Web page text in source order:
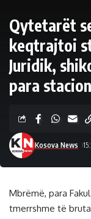
Qytetarët
keqtrajtoi
Juridik,
para
Kosova News
Mbrëmë, para
tmerrshme të